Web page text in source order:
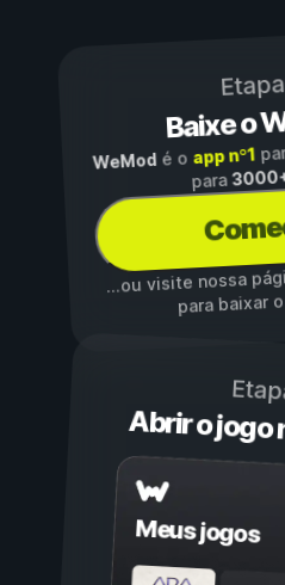
Baixe o
WeModé o app nº1
para
...ou visite nossa
para baixar
Abrir o jogo
Meus jogos